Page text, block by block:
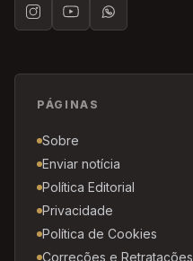
PÁGINAS
Sobre
Enviar notícia
Política Editorial
Privacidade
Política de Cookies
Correções e Retratações